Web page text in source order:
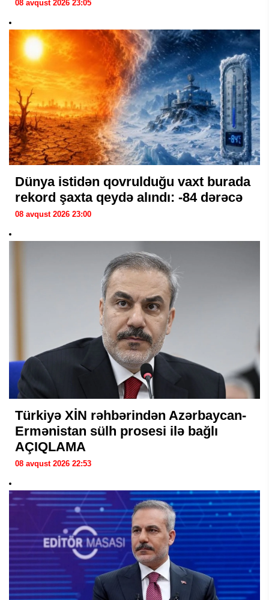
08 avqust 2026 23:05
Dünya istidən qovrulduğu vaxt burada
rekord şaxta qeydə alındı: -84 dərəcə
08 avqust 2026 23:00
Türkiyə XİN rəhbərindən Azərbaycan-
Ermənistan sülh prosesi ilə bağlı
AÇIQLAMA
08 avqust 2026 22:53